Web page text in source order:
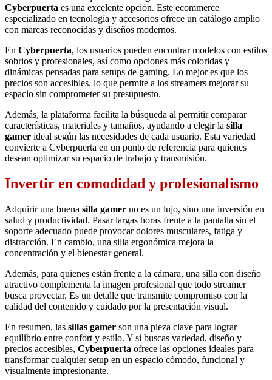
Cyberpuerta es una excelente opción. Este ecommerce
especializado en tecnología y accesorios ofrece un catálogo amplio
con marcas reconocidas y diseños modernos.
En Cyberpuerta, los usuarios pueden encontrar modelos con estilos
sobrios y profesionales, así como opciones más coloridas y
dinámicas pensadas para setups de gaming. Lo mejor es que los
precios son accesibles, lo que permite a los streamers mejorar su
espacio sin comprometer su presupuesto.
Además, la plataforma facilita la búsqueda al permitir comparar
características, materiales y tamaños, ayudando a elegir la silla
gamer ideal según las necesidades de cada usuario. Esta variedad
convierte a Cyberpuerta en un punto de referencia para quienes
desean optimizar su espacio de trabajo y transmisión.
Invertir en comodidad y profesionalismo
Adquirir una buena silla gamer no es un lujo, sino una inversión en
salud y productividad. Pasar largas horas frente a la pantalla sin el
soporte adecuado puede provocar dolores musculares, fatiga y
distracción. En cambio, una silla ergonómica mejora la
concentración y el bienestar general.
Además, para quienes están frente a la cámara, una silla con diseño
atractivo complementa la imagen profesional que todo streamer
busca proyectar. Es un detalle que transmite compromiso con la
calidad del contenido y cuidado por la presentación visual.
En resumen, las sillas gamer son una pieza clave para lograr
equilibrio entre confort y estilo. Y si buscas variedad, diseño y
precios accesibles, Cyberpuerta ofrece las opciones ideales para
transformar cualquier setup en un espacio cómodo, funcional y
visualmente impresionante.